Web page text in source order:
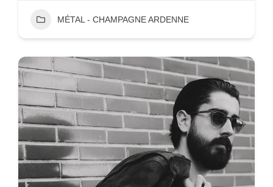
MÉTAL - CHAMPAGNE ARDENNE